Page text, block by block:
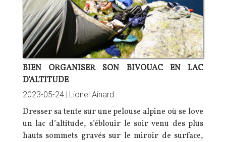
BIEN ORGANISER SON BIVOUAC EN LAC
D'ALTITUDE
2023-05-24 | Lionel Ainard
Dresser sa tente sur une pelouse alpine où se love
un lac d’altitude, s’éblouir le soir venu des plus
hauts sommets gravés sur le miroir de surface,